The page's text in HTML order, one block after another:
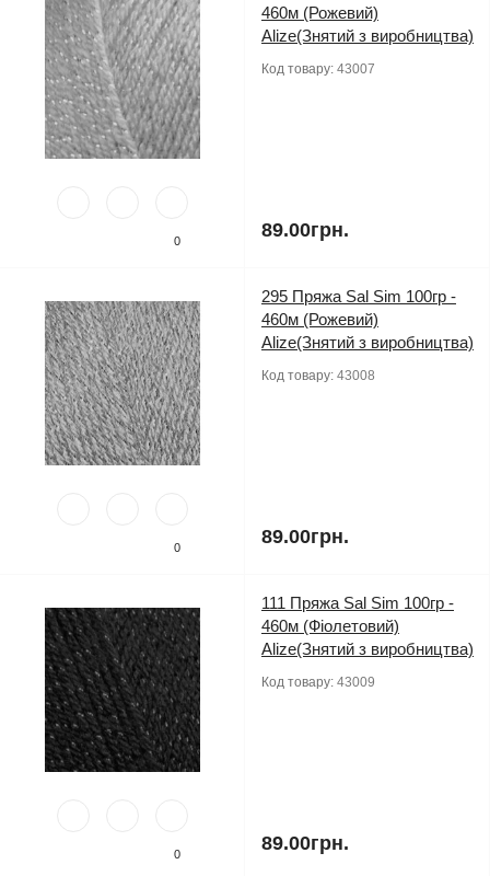
0
460м (Рожевий)
Alize(Знятий з виробництва)
Код товару: 43007
89.00грн.
0
295 Пряжа Sal Sim 100гр -
460м (Рожевий)
Alize(Знятий з виробництва)
Код товару: 43008
89.00грн.
0
111 Пряжа Sal Sim 100гр -
460м (Фіолетовий)
Alize(Знятий з виробництва)
Код товару: 43009
89.00грн.